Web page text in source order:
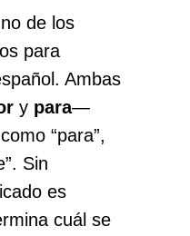
de los
para
Ambas
y para—
“para”,
Sin
es
cuál se